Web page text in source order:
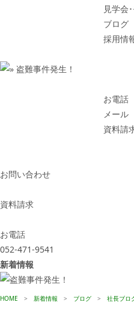
見学会
ブログ
採用情
お電話
メール
資料請
お問い合わせ
資料請求
お電話
052-471-9541
新着情報
HOME > 新着情報 > ブログ > 社長ブロ